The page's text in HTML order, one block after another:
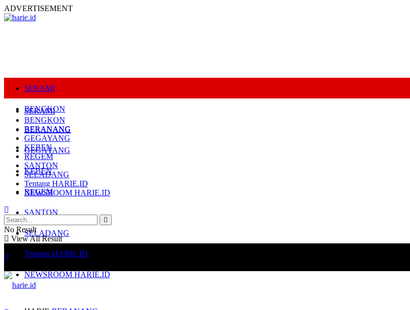
ADVERTISEMENT
SERAMI
BENGKON
BERANANG
GEGAYANG
KEBEN
REGEM
SANTON
SELADANG
Tentang HARIE.ID
NEWSROOM HARIE.ID
SERAMI
BENGKON
BERANANG
GEGAYANG
KEBEN
REGEM
SANTON
SELADANG
Tentang HARIE.ID
NEWSROOM HARIE.ID
No Result
View All Result